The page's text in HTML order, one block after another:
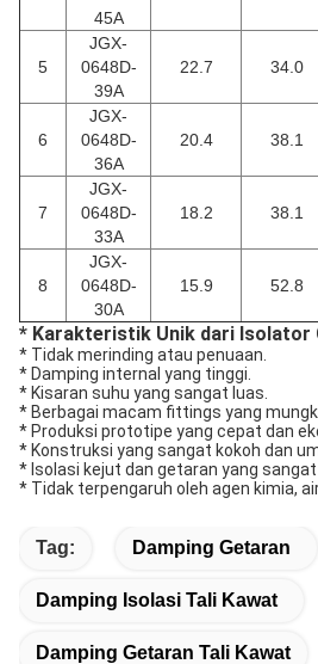
45A
5
JGX-
0648D-
39A
22.7 34.0
6
JGX-
0648D-
36A
20.4 38.1
7
JGX-
0648D-
33A
18.2 38.1
8
JGX-
0648D-
30A
15.9 52.8
* Karakteristik Unik dari Isolator
* Tidak merinding atau penuaan.
* Damping internal yang tinggi.
* Kisaran suhu yang sangat luas.
* Berbagai macam fittings yang
* Produksi prototipe yang cepat dan
* Konstruksi yang sangat kokoh dan
* Isolasi kejut dan getaran yang sangat
* Tidak terpengaruh oleh agen kimia,
Tag: Damping Getaran
Damping Isolasi Tali Kawat
Damping Getaran Tali Kawat